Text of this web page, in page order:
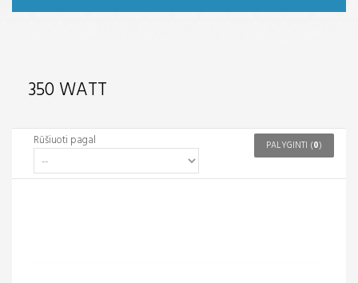
350 WATT
Rūšiuoti pagal PALYGINTI (0)